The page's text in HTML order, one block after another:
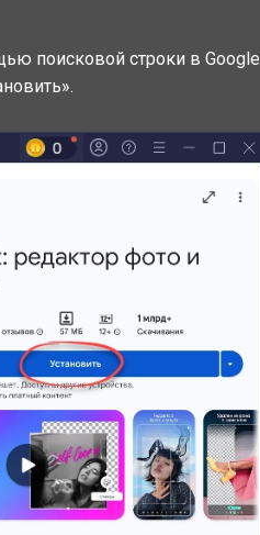
поисковой строки в Google